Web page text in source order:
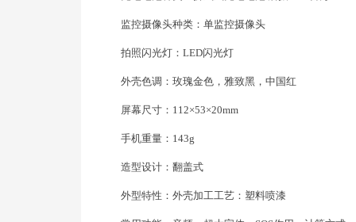
监控摄像头种类：单监控摄像头
拍照闪光灯：LED闪光灯
外壳色调：玫瑰金色，雅致黑，中国红
屏幕尺寸：112×53×20mm
手机重量：143g
造型设计：翻盖式
外型特性：外壳加工工艺：塑料喷漆